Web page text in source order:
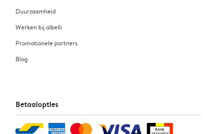
Duurzaamheid
Werken bij albelli
Promotionele partners
Blog
Betaalopties